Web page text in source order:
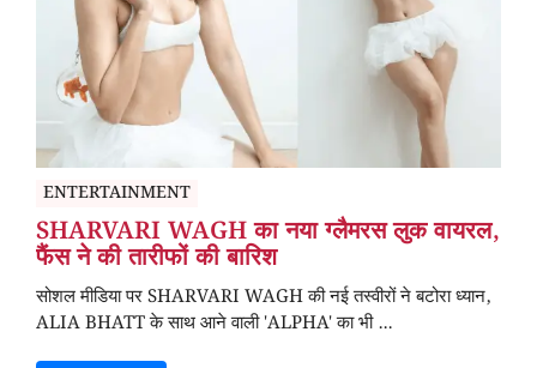
ENTERTAINMENT
SHARVARI WAGH का नया ग्लैमरस लुक वायरल,
फैंस ने की तारीफों की बारिश
सोशल मीडिया पर SHARVARI WAGH की नई तस्वीरों ने बटोरा ध्यान,
ALIA BHATT के साथ आने वाली 'ALPHA' का भी ...